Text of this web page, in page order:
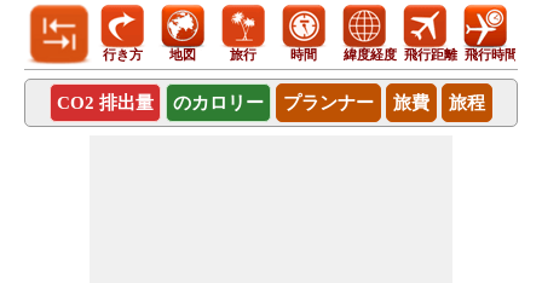
行き方 地図 旅行 時間 緯度経度 飛行距離 飛行時間
CO2 排出量 のカロリー プランナー 旅費 旅程